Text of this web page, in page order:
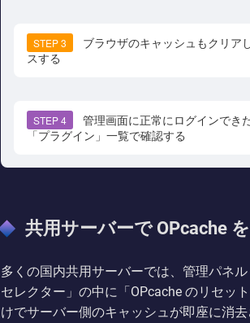
STEP 3
ブラウザのキャッシュもクリア
スする
STEP 4
管理画面に正常にログインでき
「プラグイン」一覧で確認する
共用サーバーで OPcache
多くの国内共用サーバーでは、管理パネ
セレクター」の中に「OPcache のリセッ
けでサーバー側のキャッシュが即座に消